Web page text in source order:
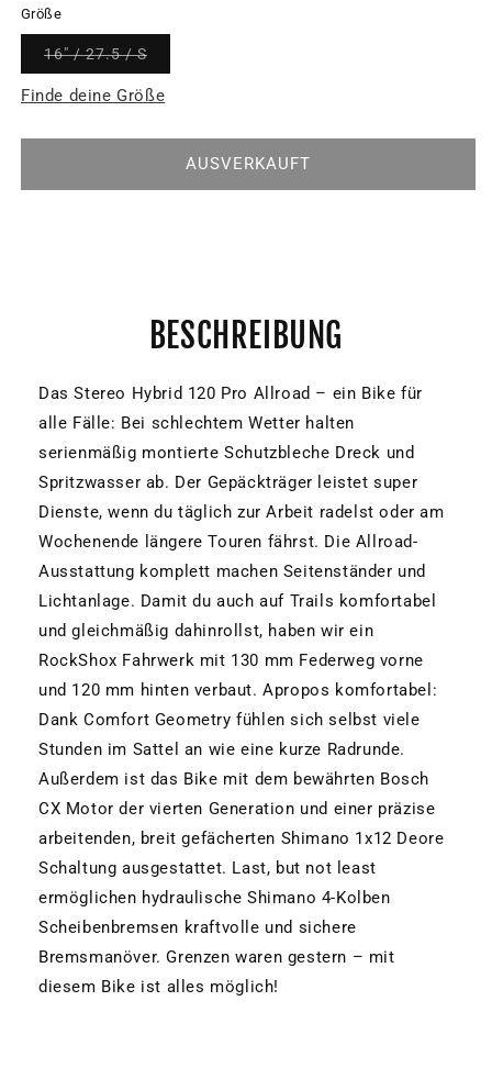
Größe
16" / 27.5 / SVariante
nicht
Finde deine Größe
AUSVERKAUFT
BESCHREIBUNG
Das Stereo Hybrid 120 Pro Allroad – ein Bike für
alle Fälle: Bei schlechtem Wetter halten
serienmäßig montierte Schutzbleche Dreck und
Spritzwasser ab. Der Gepäckträger leistet super
Dienste, wenn du täglich zur Arbeit radelst oder am
Wochenende längere Touren fährst. Die Allroad-
Ausstattung komplett machen Seitenständer und
Lichtanlage. Damit du auch auf Trails komfortabel
und gleichmäßig dahinrollst, haben wir ein
RockShox Fahrwerk mit 130 mm Federweg vorne
und 120 mm hinten verbaut. Apropos komfortabel:
Dank Comfort Geometry fühlen sich selbst viele
Stunden im Sattel an wie eine kurze Radrunde.
Außerdem ist das Bike mit dem bewährten Bosch
CX Motor der vierten Generation und einer präzise
arbeitenden, breit gefächerten Shimano 1x12 Deore
Schaltung ausgestattet. Last, but not least
ermöglichen hydraulische Shimano 4-Kolben
Scheibenbremsen kraftvolle und sichere
Bremsmanöver. Grenzen waren gestern – mit
diesem Bike ist alles möglich!